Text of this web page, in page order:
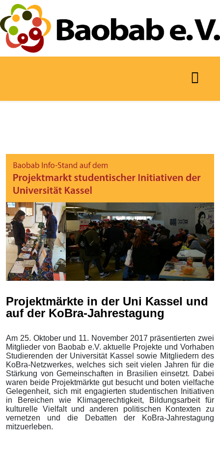
Projektmärkte in der Uni Kassel und
auf der KoBra-Jahrestagung
Am 25. Oktober und 11. November 2017 präsentierten zwei
Mitglieder von Baobab e.V. aktuelle Projekte und Vorhaben
Studierenden der Universität Kassel sowie Mitgliedern des
KoBra-Netzwerkes, welches sich seit vielen Jahren für die
Stärkung von Gemeinschaften in Brasilien einsetzt. Dabei
waren beide Projektmärkte gut besucht und boten vielfache
Gelegenheit, sich mit engagierten studentischen Initiativen
in Bereichen wie Klimagerechtigkeit, Bildungsarbeit für
kulturelle Vielfalt und anderen politischen Kontexten zu
vernetzen und die Debatten der KoBra-Jahrestagung
mitzuerleben.